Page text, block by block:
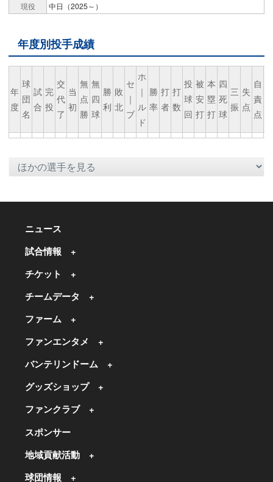
現役
中日（2025～）
年度別投手成績
年
度
球
団
名
試
合
完
投
交
代
了
当
初
無
点
勝
無
四
球
勝
利
敗
北
セ
｜
ブ
ホ
｜
ル
ド
勝
率
打
者
打
数
投
球
回
被
安
打
本
塁
打
四
死
球
三
振
失
点
自
責
点
ニュース
試合情報
チケット
チームデータ
ファーム
ファンエンタメ
バンテリンドーム
グッズショップ
ファンクラブ
スポンサー
地域貢献活動
球団情報